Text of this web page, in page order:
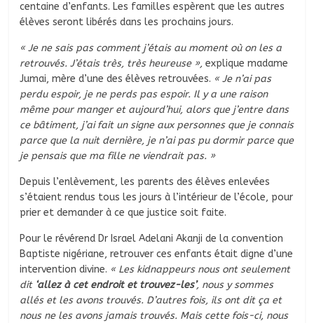
centaine d’enfants. Les familles espèrent que les autres
élèves seront libérés dans les prochains jours.
« Je ne sais pas comment j’étais au moment où on les a
retrouvés. J’étais très, très heureuse », explique madame
Jumai, mère d’une des élèves retrouvées. « Je n’ai pas
perdu espoir, je ne perds pas espoir. Il y a une raison
même pour manger et aujourd’hui, alors que j’entre dans
ce bâtiment, j’ai fait un signe aux personnes que je connais
parce que la nuit dernière, je n’ai pas pu dormir parce que
je pensais que ma fille ne viendrait pas. »
Depuis l’enlèvement, les parents des élèves enlevées
s’étaient rendus tous les jours à l’intérieur de l’école, pour
prier et demander à ce que justice soit faite.
Pour le révérend Dr Israel Adelani Akanji de la convention
Baptiste nigériane, retrouver ces enfants était digne d’une
intervention divine. « Les kidnappeurs nous ont seulement
dit ‘allez à cet endroit et trouvez-les’, nous y sommes
allés et les avons trouvés. D’autres fois, ils ont dit ça et
nous ne les avons jamais trouvés. Mais cette fois-ci, nous